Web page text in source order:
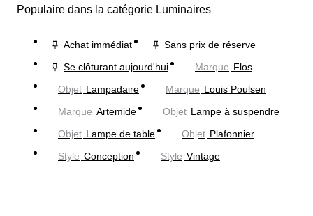
Populaire dans la catégorie Luminaires
Achat immédiat
Sans prix de réserve
Se clôturant aujourd'hui
Marque Flos
Objet Lampadaire Marque Louis Poulsen
Marque Artemide Objet Lampe à suspendre
Objet Lampe de table Objet Plafonnier
Style Conception Style Vintage